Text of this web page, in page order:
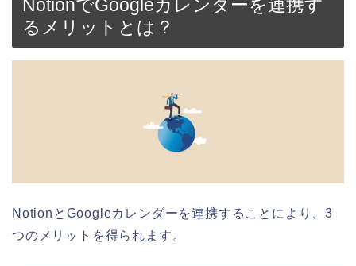
NotionでGoogleカレンダーを連携す
るメリットとは？
NotionとGoogleカレンダーを連携することにより、3
つのメリットを得られます。